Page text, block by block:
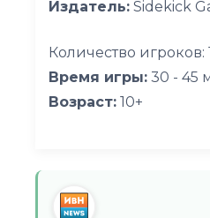
Издатель: Sidekick
Количество игроков:
Время игры: 30 - 45
Возраст: 10+